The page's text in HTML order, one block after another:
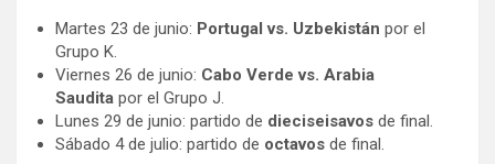
Martes 23 de junio: Portugal vs. Uzbekistán por el
Grupo K.
Viernes 26 de junio: Cabo Verde vs. Arabia
Saudita por el Grupo J.
Lunes 29 de junio: partido de dieciseisavos de final.
Sábado 4 de julio: partido de octavos de final.